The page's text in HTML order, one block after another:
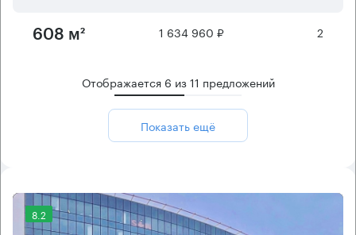
608 м² 1 634 960 ₽ 2
Отображается 6 из11 предложений
Показать ещё
8.2